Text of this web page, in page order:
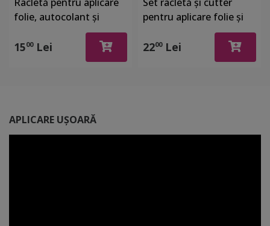
folie, autocolant şi
stickere, din plastic cu o
latură cu pâslă
1500Lei
pentru aplicare folie şi
2200Lei
APLICARE UȘOARĂ